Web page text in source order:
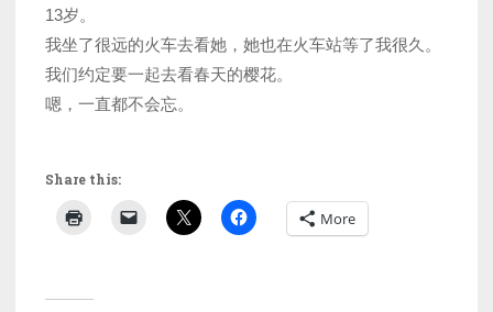
13岁。
我坐了很远的火车去看她，她也在火车站等了我很久。
我们约定要一起去看春天的樱花。
嗯，一直都不会忘。
Share this:
More